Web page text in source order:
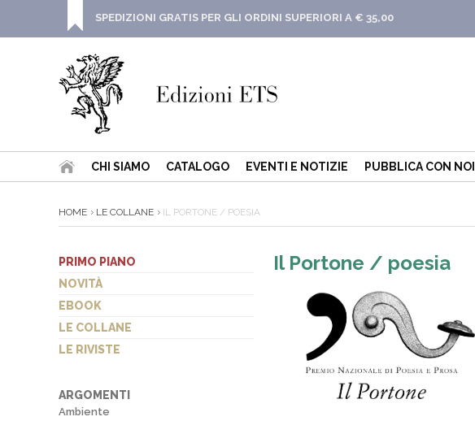
SPEDIZIONI GRATIS PER GLI ORDINI SUPERIORI A € 35,00
CHI SIAMO CATALOGO EVENTI E NOTIZIE PUBBLICA CON NOI
HOME LE COLLANE IL PORTONE / POESIA
PRIMO PIANO
NOVITÀ
EBOOK
LE COLLANE
LE RIVISTE
ARGOMENTI
Ambiente
Il Portone / poesia